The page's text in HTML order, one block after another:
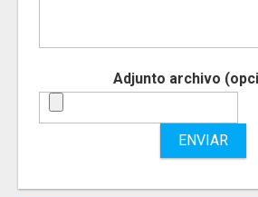
Adjunto archivo
ENVIAR